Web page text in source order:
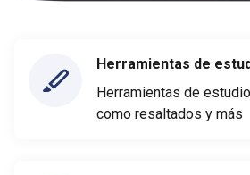
Herramientas de
Herramientas de
como resaltados y más